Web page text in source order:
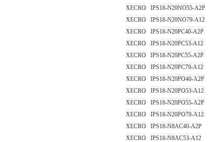
XECRO IPS18-N20NO55-A2P
XECRO IPS18-N20NO79-A12
XECRO IPS18-N20PC40-A2P
XECRO IPS18-N20PC53-A12
XECRO IPS18-N20PC55-A2P
XECRO IPS18-N20PC79-A12
XECRO IPS18-N20PO40-A2P
XECRO IPS18-N20PO53-A12
XECRO IPS18-N20PO55-A2P
XECRO IPS18-N20PO79-A12
XECRO IPS18-N8AC40-A2P
XECRO IPS18-N8AC53-A12